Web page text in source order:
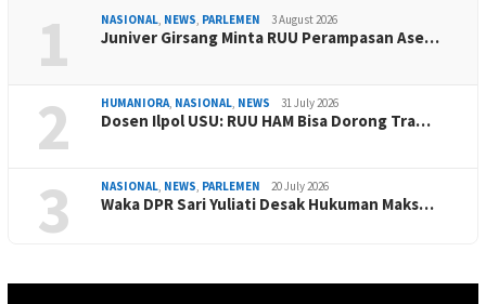
1 NASIONAL NEWS PARLEMEN 3 August 2026
Juniver Girsang Minta RUU Perampasan Ase…
2 HUMANIORA NASIONAL NEWS 31 July 2026
Dosen Ilpol USU: RUU HAM Bisa Dorong Tra…
3 NASIONAL NEWS PARLEMEN 20 July 2026
Waka DPR Sari Yuliati Desak Hukuman Maks…